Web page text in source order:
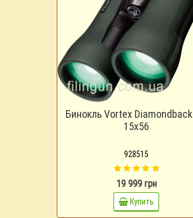
Бинокль Vortex
15x56
928515
19 999 грн
Купить